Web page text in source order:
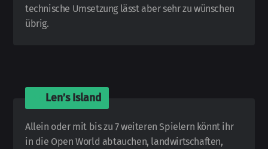
technische Umsetzung lässt aber sehr zu wünschen
übrig.
Len’s Island
Allein oder mit bis zu 7 weiteren Spielern könnt ihr
in die Open World abtauchen, landwirtschaften,